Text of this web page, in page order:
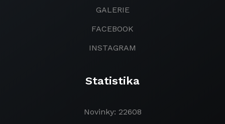
GALERIE
FACEBOOK
INSTAGRAM
Statistika
Novinky: 22608